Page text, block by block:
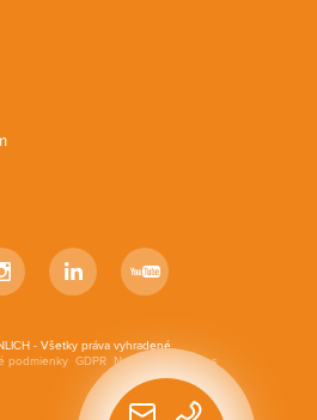
Rýchly
- Všetky práva vyhradené
podmienky GDPR Nastavenia cookies
InstagramLinkedIn YouTube